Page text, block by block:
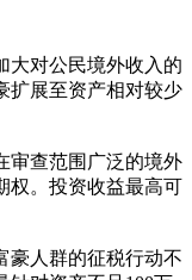
大对公民境外收入的
扩展至资产相对较少
审查范围广泛的境外
权。投资收益最高可
豪人群的征税行动不